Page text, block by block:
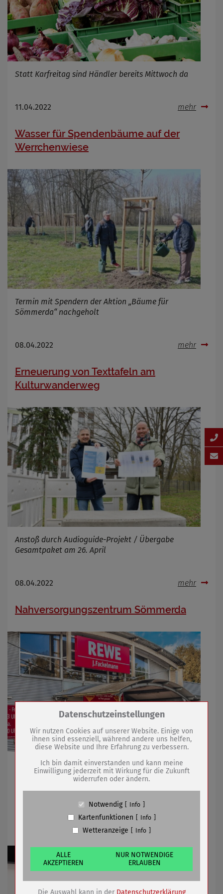
Statt Karfreitag sind Händler bereits Mittwoch da
11.04.2022 mehr
Wasser für Spendenbäume auf der
Werrchenwiese
Termin mit Spendern der Aktion „Bäume für
Sömmerda“ nachgeholt
08.04.2022 mehr
Erneuerung von Texttafeln am
Kulturwanderweg
Anstoß durch Audioguide-Projekt / Übergabe
Gesamtpaket am 26. April
08.04.2022 mehr
Nahversorgungszentrum Sömmerda
2. Bauabschnitt startet
Ausbildungsverträge unterschrieben
Zum Betrieb der Seite notwendige Cookies /
Name
PHP Session Cookie
Anbieter
Eigentümer dieser Website (Wenko-
Wenselaar GmbH & Co. KG)
Absicherung Kontaktformular / SPAM
Cookiespeicherung Entscheidungscookie
Anbieter
Eigentümer dieser Website (Wenko-
Wenselaar GmbH & Co. KG)
Zweck
Speichert die Einstellungen der Besucher
bezüglich der Speicherung von Cookies.
Cookie Name
dywc
Datenschutzeinstellungen
Wir nutzen Cookies auf unserer Website. Einige von
ihnen sind essenziell, während andere uns helfen,
diese Website und Ihre Erfahrung zu verbessern.
Ich bin damit einverstanden und kann meine
Einwilligung jederzeit mit Wirkung für die Zukunft
widerrufen oder ändern.
Notwendig Info
Kartenfunktionen Info
Wetteranzeige Info
ALLE
AKZEPTIEREN
NUR NOTWENDIGE
ERLAUBEN
Die Auswahl kann in der Datenschutzerklärung